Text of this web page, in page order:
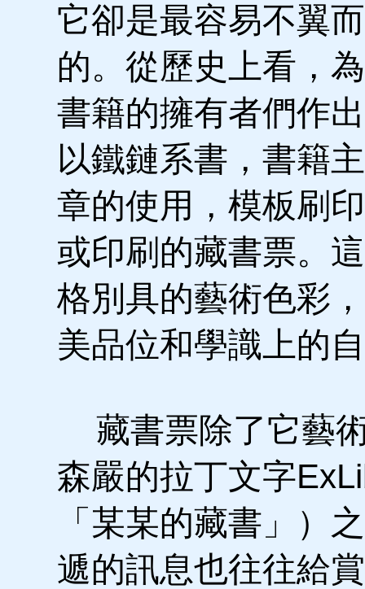
它卻是最容易不翼
的。從歷史上看，
書籍的擁有者們作
以鐵鏈系書，書籍
章的使用，模板刷
或印刷的藏書票。
格別具的藝術色彩
美品位和學識上的
藏書票除了它藝
森嚴的拉丁文字
「某某的藏書」）
遞的訊息也往往給